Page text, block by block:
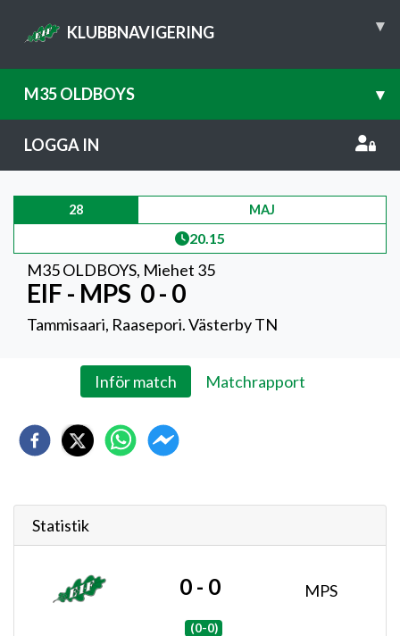
KLUBBNAVIGERING ▾
M35 OLDBOYS ▾
LOGGA IN
28 MAJ
20.15
M35 OLDBOYS, Miehet 35
EIF - MPS 0 - 0
Tammisaari, Raasepori. Västerby TN
Inför match Matchrapport
Statistik
0 - 0 MPS
(0-0)